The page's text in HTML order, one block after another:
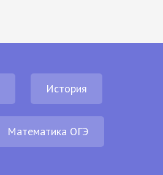
История
Математика ОГЭ